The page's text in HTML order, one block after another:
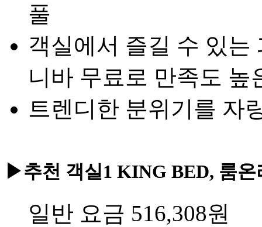
풀
객실에서 즐길 수 있는
니바 무료로 만족도 높
트렌디한 분위기를 자
▶추천 객실1 KING BED, 룸온
일반 요금 516,308원